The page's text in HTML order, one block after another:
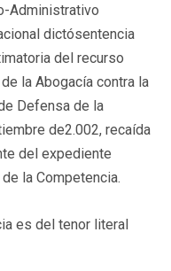
Administrativo
dictósentencia
del recurso
la Abogacía contra la
Defensa de la
de2.002, recaída
del expediente
la Competencia.
es del tenor literal